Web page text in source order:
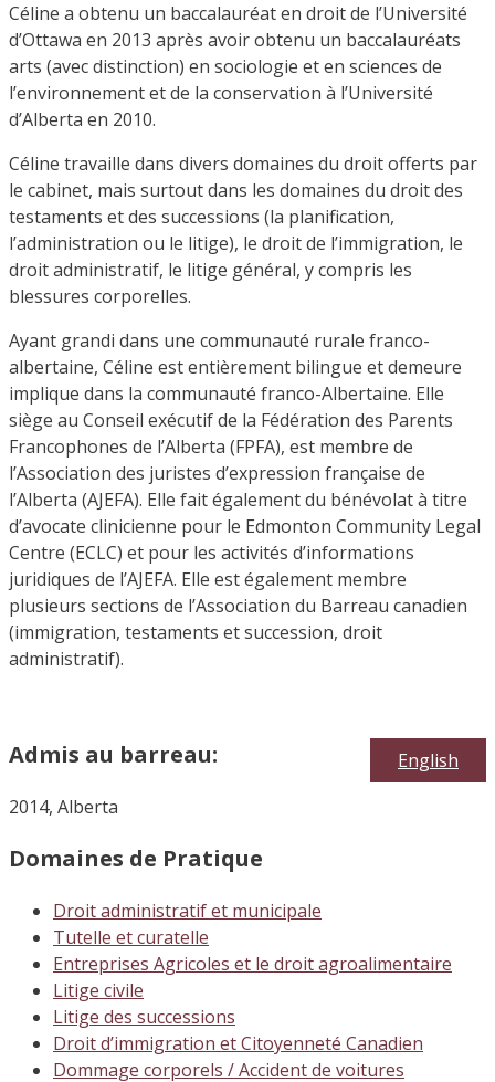
Céline a obtenu un baccalauréat en droit de l’Université
d’Ottawa en 2013 après avoir obtenu un baccalauréats
arts (avec distinction) en sociologie et en sciences de
l’environnement et de la conservation à l’Université
d’Alberta en 2010.
Céline travaille dans divers domaines du droit offerts par
le cabinet, mais surtout dans les domaines du droit des
testaments et des successions (la planification,
l’administration ou le litige), le droit de l’immigration, le
droit administratif, le litige général, y compris les
blessures corporelles.
Ayant grandi dans une communauté rurale franco-
albertaine, Céline est entièrement bilingue et demeure
implique dans la communauté franco-Albertaine. Elle
siège au Conseil exécutif de la Fédération des Parents
Francophones de l’Alberta (FPFA), est membre de
l’Association des juristes d’expression française de
l’Alberta (AJEFA). Elle fait également du bénévolat à titre
d’avocate clinicienne pour le Edmonton Community Legal
Centre (ECLC) et pour les activités d’informations
juridiques de l’AJEFA. Elle est également membre
plusieurs sections de l’Association du Barreau canadien
(immigration, testaments et succession, droit
administratif).
English
Admis au barreau:
2014, Alberta
Domaines de Pratique
Droit administratif et municipale
Tutelle et curatelle
Entreprises Agricoles et le droit agroalimentaire
Litige civile
Litige des successions
Droit d’immigration et Citoyenneté Canadien
Dommage corporels / Accident de voitures